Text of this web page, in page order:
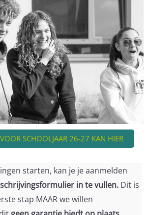
SCHOOLJAAR 26-27 KAN HIER
starten, kan je je aanmelden
in te vullen. Dit is
stap MAAR we willen